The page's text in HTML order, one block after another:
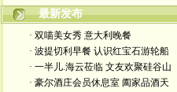
最新发布
· 双喵美女秀 意大利晚餐
· 波提切利早餐 认识红宝石游轮船
· 一半儿.海云莅临 文友欢聚硅谷山
· 豪尔酒庄会员休息室 阖家品酒天